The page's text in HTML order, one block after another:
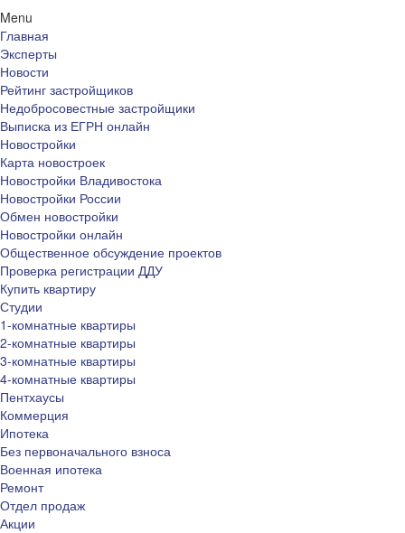
Menu
Главная
Эксперты
Новости
Рейтинг застройщиков
Недобросовестные застройщики
Выписка из ЕГРН онлайн
Новостройки
Карта новостроек
Новостройки Владивостока
Новостройки России
Обмен новостройки
Новостройки онлайн
Общественное обсуждение проектов
Проверка регистрации ДДУ
Купить квартиру
Студии
1-комнатные квартиры
2-комнатные квартиры
3-комнатные квартиры
4-комнатные квартиры
Пентхаусы
Коммерция
Ипотека
Без первоначального взноса
Военная ипотека
Ремонт
Отдел продаж
Акции